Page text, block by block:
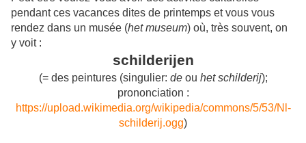
pendant ces vacances dites de printemps et vous vous
rendez dans un musée (het museum) où, très souvent, on
y voit :
schilderijen
(= des peintures (singulier: de ou het schilderij);
prononciation :
https://upload.wikimedia.org/wikipedia/commons/5/53/Nl-
schilderij.ogg)